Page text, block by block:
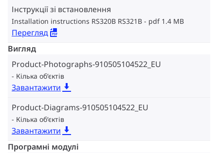
Інструкції зі встановлення
Installation instructions RS320B RS321B pdf 1.4 MB
Перегляд
Вигляд
Product-Photographs-910505104522_EU
Кілька об‘єктів
Завантажити
Product-Diagrams-910505104522_EU
Кілька об‘єктів
Завантажити
Програмні модулі